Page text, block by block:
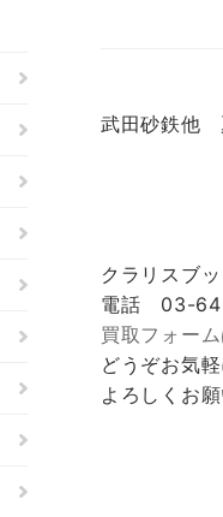
武田砂鉄他
クラリスブ
電話 03-
買取フォーム
どうぞお気
よろしくお